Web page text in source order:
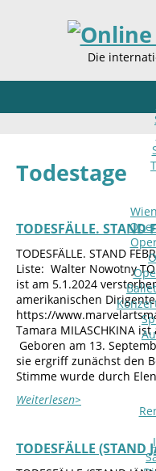
Die
Todestage
TODESFÄLLE. STAND
TODESFÄLLE. STAND
Liste: Walter Nowotny
ist am 5.1.2024
amerikanischen
https://
Tamara MILASCHKINA
Geboren am 13.
sie ergriff zunächst den
Stimme wurde durch
Weiterlesen>
TODESFÄLLE (STAND